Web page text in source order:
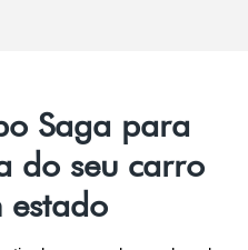
Saga para
do seu carro
estado